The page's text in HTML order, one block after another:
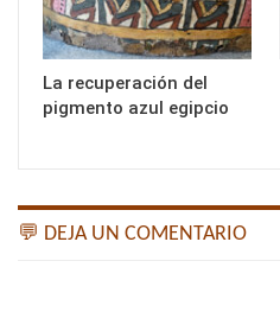
La recuperación del
pigmento azul egipcio
💬 DEJA UN COMENTARIO